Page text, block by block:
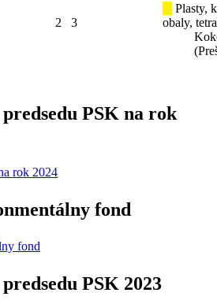
2 3
Plasty,
obaly,
PSK na rok
fond
PSK 2023